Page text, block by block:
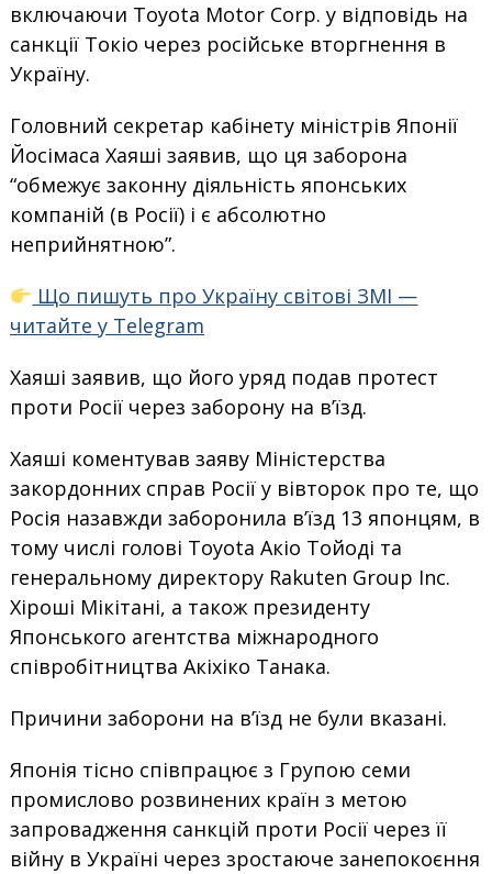
включаючи Toyota Motor Corp. у відповідь на
санкції Токіо через російське вторгнення в
Україну.
Головний секретар кабінету міністрів Японії
Йосімаса Хаяші заявив, що ця заборона
“обмежує законну діяльність японських
компаній (в Росії) і є абсолютно
неприйнятною”.
Що пишуть про Україну світові ЗМІ —
читайте у Telegram
Хаяші заявив, що його уряд подав протест
проти Росії через заборону на в’їзд.
Хаяші коментував заяву Міністерства
закордонних справ Росії у вівторок про те, що
Росія назавжди заборонила в’їзд 13 японцям, в
тому числі голові Toyota Акіо Тойоді та
генеральному директору Rakuten Group Inc.
Хіроші Мікітані, а також президенту
Японського агентства міжнародного
співробітництва Акіхіко Танака.
Причини заборони на в’їзд не були вказані.
Японія тісно співпрацює з Групою семи
промислово розвинених країн з метою
запровадження санкцій проти Росії через її
війну в Україні через зростаюче занепокоєння